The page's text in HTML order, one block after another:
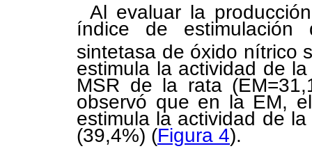
Al evaluar la
índice de
sintetasa de óxido nítrico
estimula la actividad de
MSR de la rata
observó que en la EM,
estimula la actividad de
(39,4%) (Figura 4).